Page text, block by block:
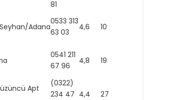
81
Adana
0533 313
63 03
4,6 10
0541 211
67 96
4,8 19
Apt
(0322)
234 47 4,4 27